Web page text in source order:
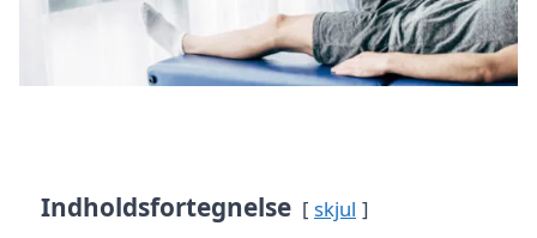
Indholdsfortegnelse skjul